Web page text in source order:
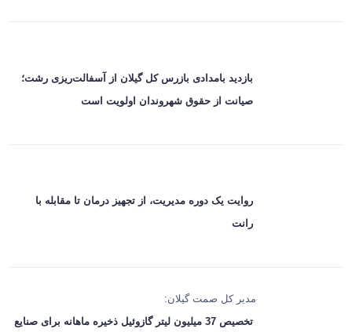
بازدید بامدادی بازرس کل گیلان از آسفالت‌ریزی رشت؛
صیانت از حقوق شهروندان اولویت است
روایت یک دوره مدیریت، از تجهیز درمان تا مقابله با
رانت
مدیر کل صمت گیلان:
تخصیص 37 میلیون لیتر گازوئیل ذخیره ماهانه برای صنایع